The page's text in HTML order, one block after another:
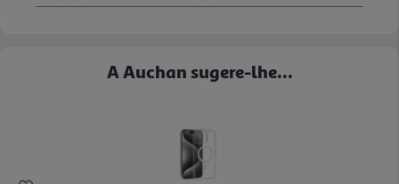
A Auchan sugere-lhe...